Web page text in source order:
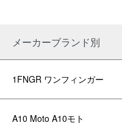
メーカーブランド別
1FNGR ワンフィンガー
A10 Moto A10モト